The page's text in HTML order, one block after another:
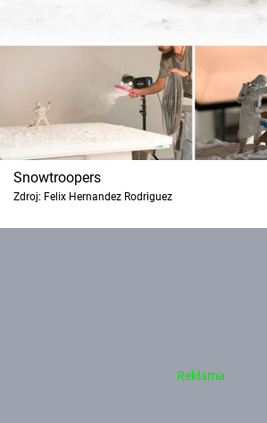
Snowtroopers
Zdroj: Felix Hernandez Rodriguez